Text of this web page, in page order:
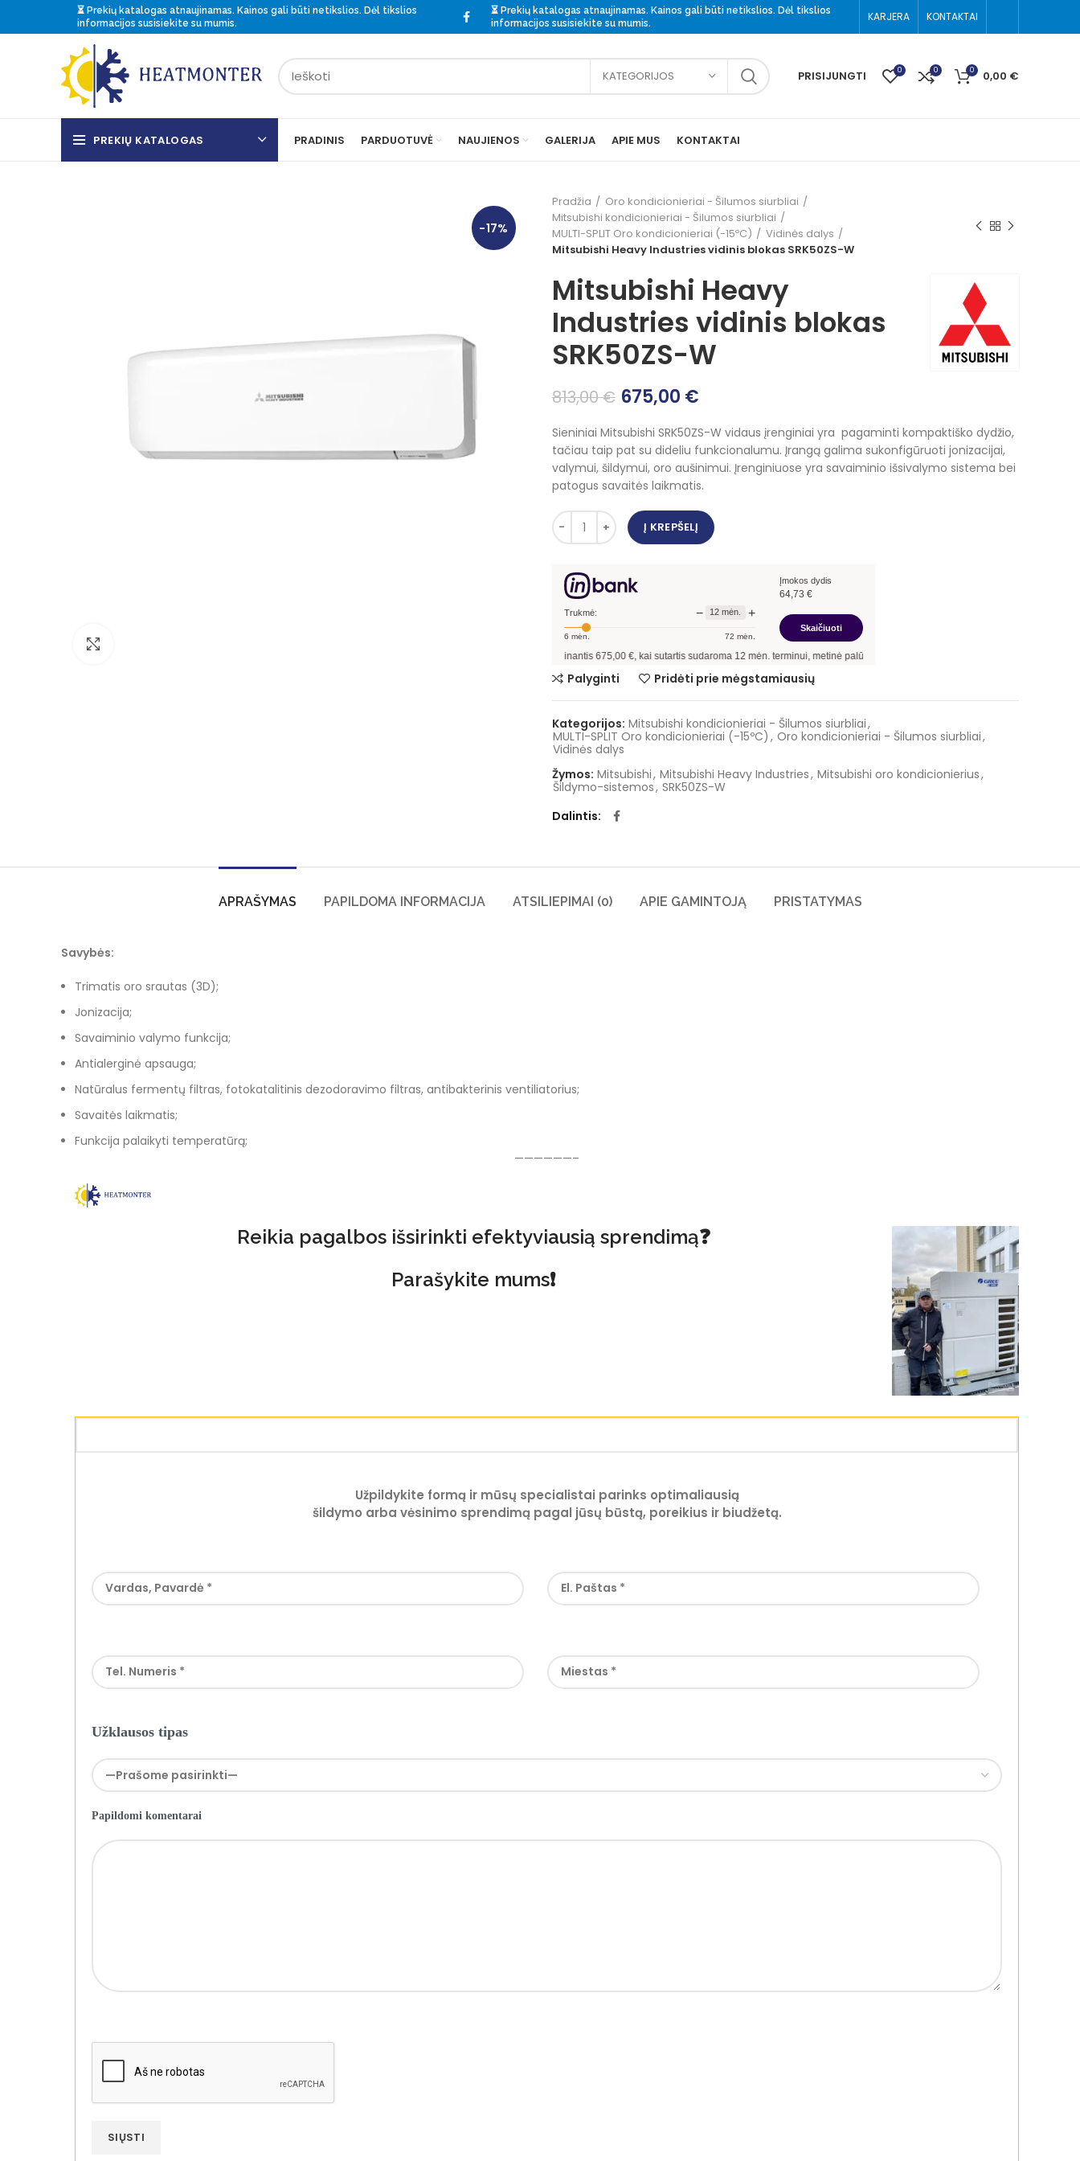
⏳ Prekių katalogas atnaujinamas. Kainos gali būti netikslios. Dėl tikslios
informacijos susisiekite su mumis.
⏳ Prekių katalogas atnaujinamas. Kainos gali būti netikslios. Dėl tikslios
informacijossusisiekite su mumis. KARJERA KONTAKTAI
KATEGORIJOS PRISIJUNGTI 0 0 0 0,00 €
PREKIŲ KATALOGAS PRADINIS PARDUOTUVĖ NAUJIENOS GALERIJA APIE MUS KONTAKTAI
-17%
Pradžia
Oro kondicionieriai - Šilumos siurbliai
Mitsubishi kondicionieriai - Šilumos siurbliai
MULTI-SPLIT Oro kondicionieriai (-15ºC)
Vidinės dalys
Mitsubishi Heavy Industries vidinis blokas SRK50ZS-W
Mitsubishi Heavy
Industries vidinis blokas
SRK50ZS-W
813,00€ Original
was:
813,00 €.
675,00 €
is:
675,00 €.
Sieniniai Mitsubishi SRK50ZS-W vidaus įrenginiai yra pagaminti kompaktiško dydžio,
tačiau taip pat su dideliu funkcionalumu. Įrangą galima sukonfigūruoti jonizacijai,
valymui, šildymui, oro aušinimui. Įrenginiuose yra savaiminio išsivalymo sistema bei
patogus savaitės laikmatis.
Į KREPŠELĮ
Trukmė: − 12 mėn. +
6 mėn. 72 mėn.
Įmokos dydis
64,73 €
Skaičiuoti
€, kai sutartis sudaroma12mėn. terminui, metinė palūkanų norma –13,90
Palyginti Pridėti prie mėgstamiausių
Kategorijos: Mitsubishi kondicionieriai - Šilumos siurbliai,
MULTI-SPLIT Oro kondicionieriai (-15ºC) , Oro kondicionieriai - Šilumos siurbliai,
Vidinės dalys
Žymos: Mitsubishi, Mitsubishi Heavy Industries, Mitsubishi oro kondicionierius,
Šildymo-sistemos, SRK50ZS-W
Dalintis
APRAŠYMAS PAPILDOMA INFORMACIJA ATSILIEPIMAI (0) APIE GAMINTOJĄ PRISTATYMAS
Savybės:
Trimatis oro srautas (3D);
Jonizacija;
Savaiminio valymo funkcija;
Antialerginė apsauga;
Natūralus fermentų filtras, fotokatalitinis dezodoravimo filtras, antibakterinis ventiliatorius;
Savaitės laikmatis;
Funkcija palaikyti temperatūrą;
——————–
Reikia pagalbos išsirinkti efektyviausią sprendimą❓
Parašykite mums❗
Užpildykite formą ir mūsų specialistai parinks optimaliausią
šildymo arba vėsinimo sprendimą pagal jūsų būstą, poreikius ir biudžetą.
Užklausos tipas
Papildomi komentarai